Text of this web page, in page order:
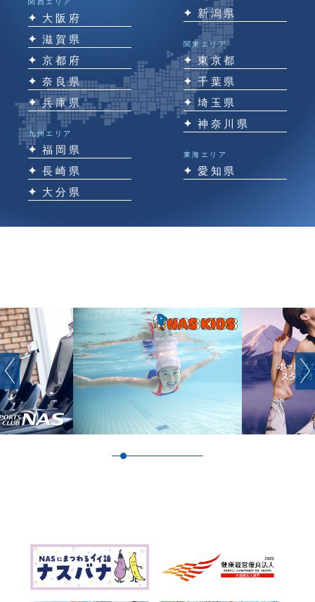
関西エリア
大阪府
滋賀県
京都府
奈良県
兵庫県
九州エリア
福岡県
長崎県
大分県
新潟県
関東エリア
東京都
千葉県
埼玉県
神奈川県
東海エリア
愛知県
Previous Next